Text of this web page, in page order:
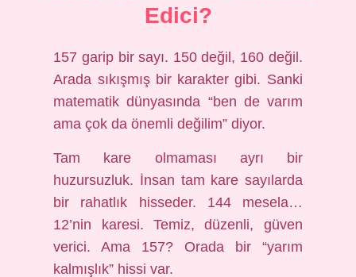
Edici?
157 garip bir sayı. 150 değil, 160 değil.
Arada sıkışmış bir karakter gibi. Sanki
matematik dünyasında “ben de varım
ama çok da önemli değilim” diyor.
Tam kare olmaması ayrı bir
huzursuzluk. İnsan tam kare sayılarda
bir rahatlık hisseder. 144 mesela…
12’nin karesi. Temiz, düzenli, güven
verici. Ama 157? Orada bir “yarım
kalmışlık” hissi var.